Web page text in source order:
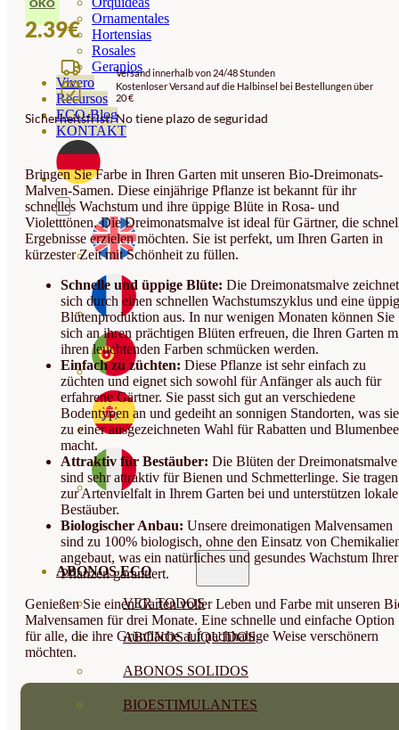
Ornamentales
Hortensias
Rosales
Geranios
Vivero
Recursos
ECO-Blog
KONTAKT
ABONOS ECO
VER TODOS
ABONOS LÍQUIDOS
ABONOS SOLIDOS
BIOESTIMULANTES
ÖKO
2.39€
Versand innerhalb von 24/48 Stunden
Kostenloser Versand auf die Halbinsel bei Bestellungen über
20 €
Sicherheitsfrist: No tiene plazo de seguridad
Bringen Sie Farbe in Ihren Garten mit unseren Bio-Dreimonats-
Malven-Samen. Diese einjährige Pflanze ist bekannt für ihr
schnelles Wachstum und ihre üppige Blüte in Rosa- und
Violetttönen. Die Dreimonatsmalve ist ideal für Gärtner, die
Ergebnisse erzielen möchten. Sie ist perfekt, um Ihren Garten in
kürzester Zeit mit Schönheit zu füllen.
Schnelle und üppige Blüte: Die Dreimonatsmalve zeichnet
sich durch einen schnellen Wachstumszyklus und eine
Blütenproduktion aus. In nur wenigen Monaten können Sie
sich an ihren prächtigen Blüten erfreuen, die Ihren Garten
ihren leuchtenden Farben schmücken werden.
Einfach zu züchten: Diese Pflanze ist sehr einfach zu
züchten und eignet sich sowohl für Anfänger als auch für
erfahrene Gärtner. Sie passt sich gut an verschiedene
Bodentypen an und gedeiht an sonnigen Standorten, was sie
zu einer ausgezeichneten Wahl für Rabatten und
macht.
Attraktiv für Bestäuber: Die Blüten der Dreimonatsmalve
sind sehr attraktiv für Bienen und Schmetterlinge. Sie tragen
zur Artenvielfalt in Ihrem Garten bei und unterstützen lokale
Bestäuber.
Biologischer Anbau: Unsere dreimonatigen Malvensamen
sind zu 100% biologisch, ohne den Einsatz von
angebaut, was ein natürliches und gesundes Wachstum Ihrer
Pflanzen garantiert.
Genießen Sie einen Garten voller Leben und Farbe mit unseren
Malvensamen für drei Monate. Eine schnelle und einfache Option
für alle, die ihre Grünfläche auf nachhaltige Weise verschönern
möchten.